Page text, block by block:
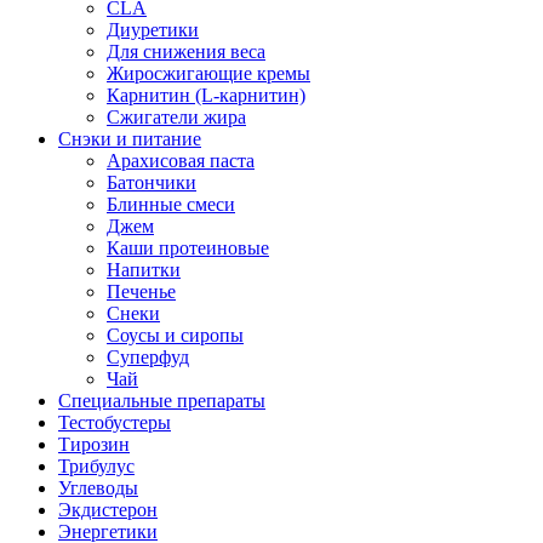
CLA
Диуретики
Для снижения веса
Жиросжигающие кремы
Карнитин (L-карнитин)
Сжигатели жира
Снэки и питание
Арахисовая паста
Батончики
Блинные смеси
Джем
Каши протеиновые
Напитки
Печенье
Снеки
Соусы и сиропы
Суперфуд
Чай
Специальные препараты
Тестобустеры
Тирозин
Трибулус
Углеводы
Экдистерон
Энергетики